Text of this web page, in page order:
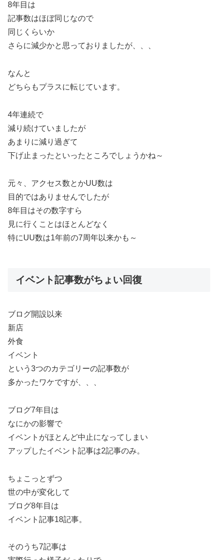
8年目は
記事数はほぼ同じなので
同じくらいか
さらに減少かと思っておりましたが、、、
なんと
どちらもプラスに転じています。
4年連続で
減り続けていましたが
あまりに減り過ぎて
下げ止まったといったところでしょうかね～
元々、アクセス数とかUU数は
目的ではありませんでしたが
8年目はその数字すら
見に行くことはほとんどなく
特にUU数は1年前の7周年以来かも～
イベント記事数がちょい回復
ブログ開設以来
新店
外食
イベント
という3つのカテゴリーの記事数が
多かったワケですが、、、
ブログ7年目は
なにかの影響で
イベントがほとんど中止になってしまい
アップしたイベント記事は2記事のみ。
ちょこっとずつ
世の中が変化して
ブログ8年目は
イベント記事18記事。
そのうち7記事は